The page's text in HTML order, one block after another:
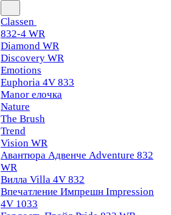
Classen
832-4 WR
Diamond WR
Discovery WR
Emotions
Euphoria 4V 833
Manor елочка
Nature
The Brush
Trend
Vision WR
Авантюра Адвенче Adventure 832
WR
Вилла Villa 4V 832
Впечатление Импрешн Impression
4V 1033